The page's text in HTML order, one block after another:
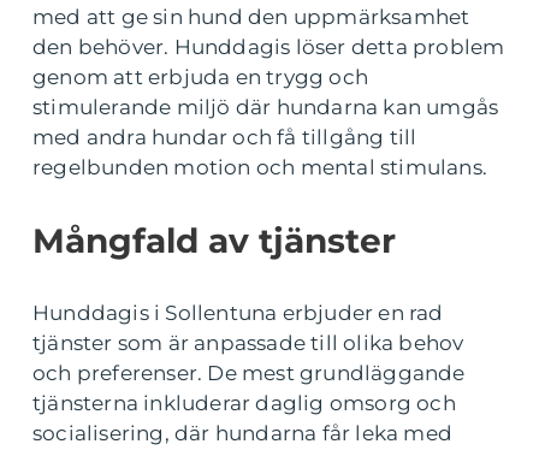
med att ge sin hund den uppmärksamhet
den behöver. Hunddagis löser detta problem
genom att erbjuda en trygg och
stimulerande miljö där hundarna kan umgås
med andra hundar och få tillgång till
regelbunden motion och mental stimulans.
Mångfald av tjänster
Hunddagis i Sollentuna erbjuder en rad
tjänster som är anpassade till olika behov
och preferenser. De mest grundläggande
tjänsterna inkluderar daglig omsorg och
socialisering, där hundarna får leka med